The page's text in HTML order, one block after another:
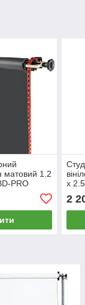
матовий 1.2
PRO
зйомки для
х
2